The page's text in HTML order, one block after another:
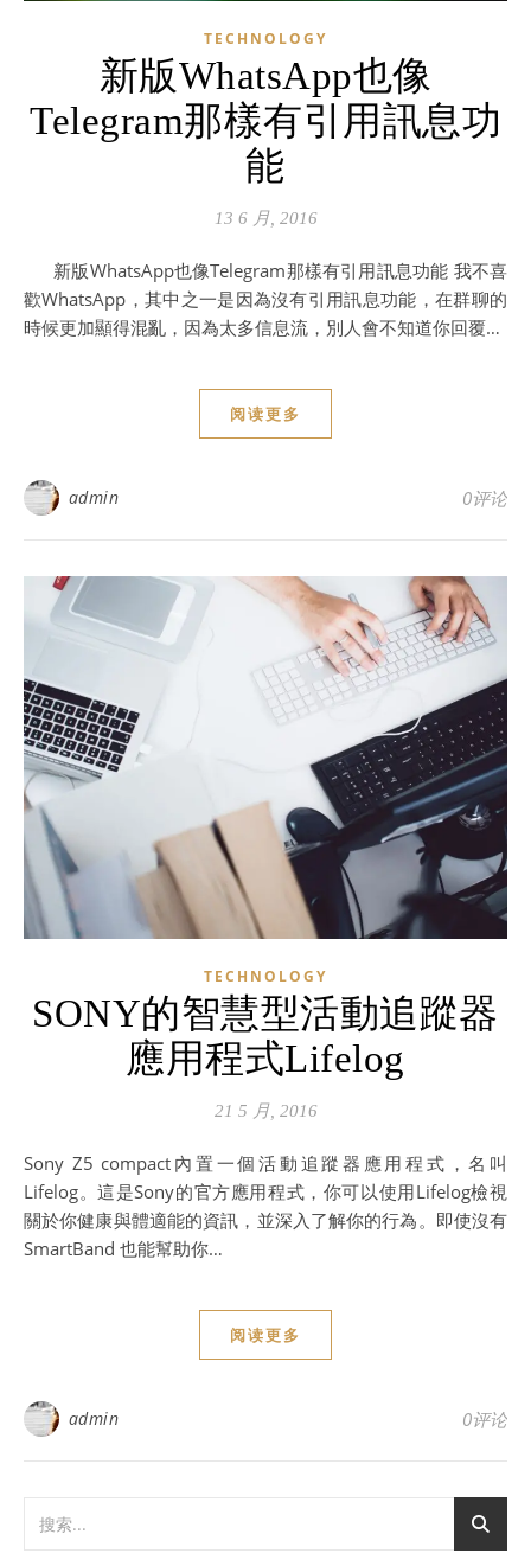
TECHNOLOGY
新版WhatsApp也像
Telegram那樣有引用訊息功
能
13 6 月, 2016
新版WhatsApp也像Telegram那樣有引用訊息功能 我不喜
歡WhatsApp，其中之一是因為沒有引用訊息功能，在群聊的
時候更加顯得混亂，因為太多信息流，別人會不知道你回覆…
阅读更多
admin 0评论
TECHNOLOGY
SONY的智慧型活動追蹤器
應用程式Lifelog
21 5 月, 2016
Sony Z5 compact內置一個活動追蹤器應用程式，名叫
Lifelog。這是Sony的官方應用程式，你可以使用Lifelog檢視
關於你健康與體適能的資訊，並深入了解你的行為。即使沒有
SmartBand 也能幫助你…
阅读更多
admin 0评论